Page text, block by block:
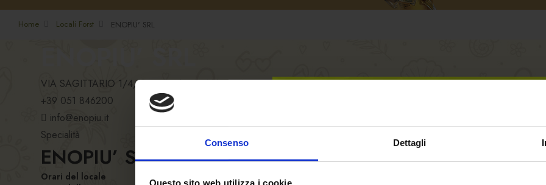
Consenso Dettagli
Questo sito web utilizza i cookie
Home Locali Forst ENOPIU' SRL
VIA SAGITTARIO 1/4, 40037, SASSO MARCONI - PONTECCHIO MARCONI, BO
+39 051 846200
info@enopiu.it
Specialità
ENOPIU’ SRL
Orari del locale